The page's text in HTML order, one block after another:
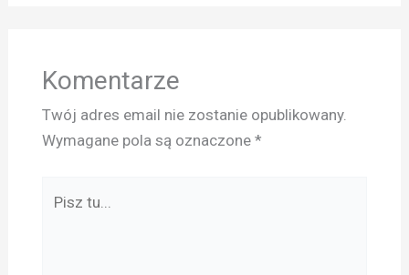
Komentarze
Twój adres email nie zostanie opublikowany.
Wymagane pola są oznaczone *
tu...